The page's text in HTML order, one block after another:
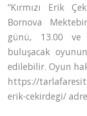
“Kırmızı Erik
Bornova
günü, 13.00 ve
buluşacak
edilebilir. Oyun
https://
erik-cekirdegi/